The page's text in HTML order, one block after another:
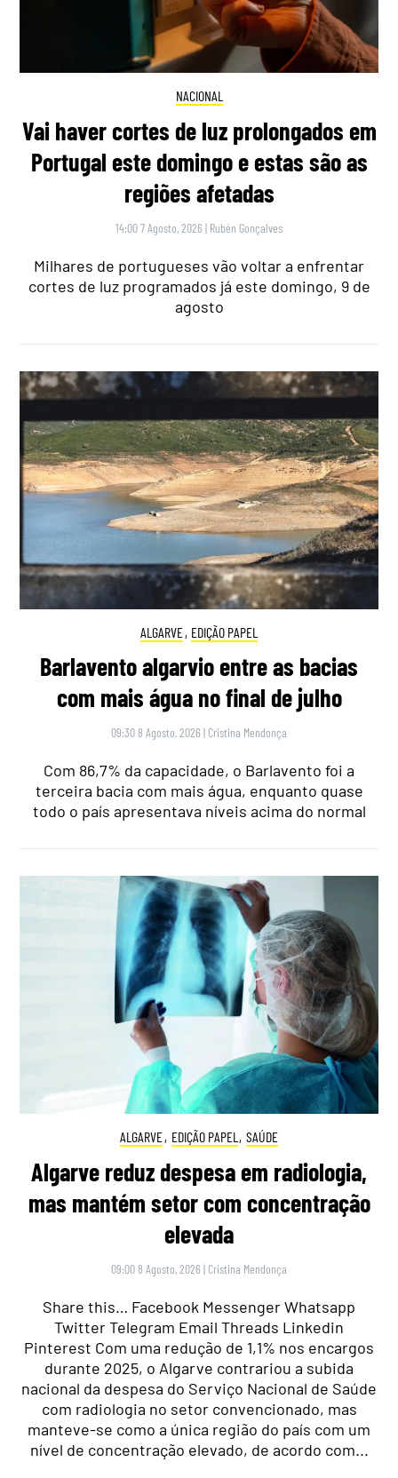
NACIONAL
Vai haver cortes de luz prolongados em
Portugal este domingo e estas são as
regiões afetadas
14:00 7 Agosto, 2026 | Rubén Gonçalves
Milhares de portugueses vão voltar a enfrentar
cortes de luz programados já este domingo, 9 de
agosto
ALGARVE, EDIÇÃO PAPEL
Barlavento algarvio entre as bacias
com mais água no final de julho
09:30 8 Agosto, 2026 | Cristina Mendonça
Com 86,7% da capacidade, o Barlavento foi a
terceira bacia com mais água, enquanto quase
todo o país apresentava níveis acima do normal
ALGARVE, EDIÇÃO PAPEL , SAÚDE
Algarve reduz despesa em radiologia,
mas mantém setor com concentração
elevada
09:00 8 Agosto, 2026 | Cristina Mendonça
Share this… Facebook Messenger Whatsapp
Twitter Telegram Email Threads Linkedin
Pinterest Com uma redução de 1,1% nos encargos
durante 2025, o Algarve contrariou a subida
nacional da despesa do Serviço Nacional de Saúde
com radiologia no setor convencionado, mas
manteve-se como a única região do país com um
nível de concentração elevado, de acordo com...